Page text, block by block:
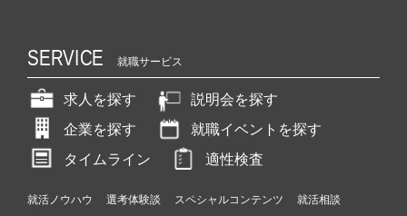
SERVICE 就職サービス
求人を探す
説明会を探す
企業を探す
就職イベントを探す
タイムライン
適性検査
就活ノウハウ 選考体験談 スペシャルコンテンツ
就活相談